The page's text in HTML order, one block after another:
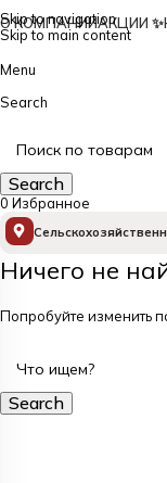
Skip to navigation
Skip to main content
О КОМПАНИИАКЦИИ ✨
Menu
Search
Search
0 Избранное
Ничего не
Попробуйте изменить
Search